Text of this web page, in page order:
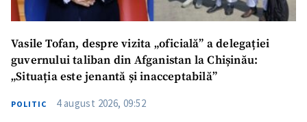
Vasile Tofan, despre vizita „oficială” a delegației
guvernului taliban din Afganistan la Chișinău:
„Situația este jenantă și inacceptabilă”
POLITIC 4 august 2026, 09:52